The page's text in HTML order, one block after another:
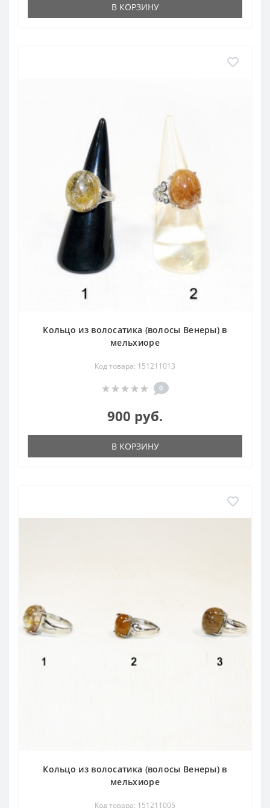
В КОРЗИНУ
Кольцо из волосатика (волосы Венеры) в
мельхиоре
Код товара: 151211013
0
900 руб.
В КОРЗИНУ
Кольцо из волосатика (волосы Венеры) в
мельхиоре
Код товара: 151211005